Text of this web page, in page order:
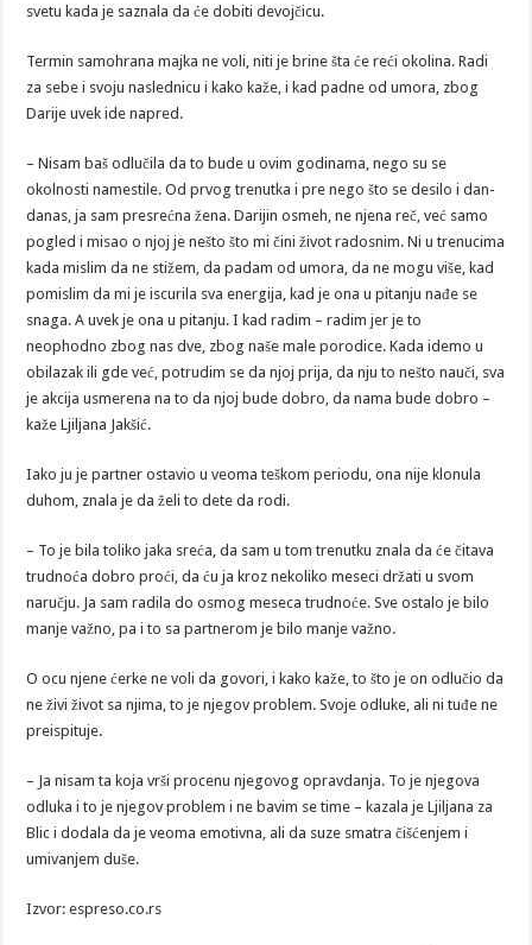
svetu kada je saznala da će dobiti devojčicu.
Termin samohrana majka ne voli, niti je brine šta će reći okolina. Radi
za sebe i svoju naslednicu i kako kaže, i kad padne od umora, zbog
Darije uvek ide napred.
– Nisam baš odlučila da to bude u ovim godinama, nego su se
okolnosti namestile. Od prvog trenutka i pre nego što se desilo i dan-
danas, ja sam presrećna žena. Darijin osmeh, ne njena reč, već samo
pogled i misao o njoj je nešto što mi čini život radosnim. Ni u trenucima
kada mislim da ne stižem, da padam od umora, da ne mogu više, kad
pomislim da mi je iscurila sva energija, kad je ona u pitanju nađe se
snaga. A uvek je ona u pitanju. I kad radim – radim jer je to
neophodno zbog nas dve, zbog naše male porodice. Kada idemo u
obilazak ili gde već, potrudim se da njoj prija, da nju to nešto nauči, sva
je akcija usmerena na to da njoj bude dobro, da nama bude dobro –
kaže Ljiljana Jakšić.
Iako ju je partner ostavio u veoma teškom periodu, ona nije klonula
duhom, znala je da želi to dete da rodi.
– To je bila toliko jaka sreća, da sam u tom trenutku znala da će čitava
trudnoća dobro proći, da ću ja kroz nekoliko meseci držati u svom
naručju. Ja sam radila do osmog meseca trudnoće. Sve ostalo je bilo
manje važno, pa i to sa partnerom je bilo manje važno.
O ocu njene ćerke ne voli da govori, i kako kaže, to što je on odlučio da
ne živi život sa njima, to je njegov problem. Svoje odluke, ali ni tuđe ne
preispituje.
– Ja nisam ta koja vrši procenu njegovog opravdanja. To je njegova
odluka i to je njegov problem i ne bavim se time – kazala je Ljiljana za
Blic i dodala da je veoma emotivna, ali da suze smatra čišćenjem i
umivanjem duše.
Izvor: espreso.co.rs